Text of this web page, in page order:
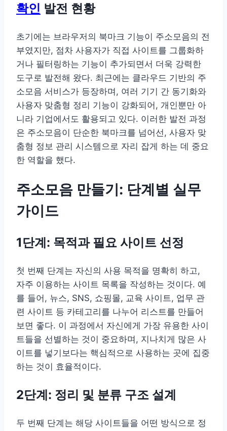
확인 발전 현황
초기에는 브라우저의 북마크 기능이 주소모음의 전
부였지만, 점차 사용자가 직접 사이트를 그룹화하
거나 필터링하는 기능이 추가되면서 더욱 강력한
도구로 발전해 왔다. 최근에는 클라우드 기반의 주
소모음 서비스가 등장하며, 여러 기기 간 동기화와
사용자 맞춤형 정리 기능이 강화되어, 개인뿐만 아
니라 기업에서도 활용되고 있다. 이러한 발전 과정
은 주소모음이 단순한 북마크를 넘어선, 사용자 맞
춤형 정보 관리 시스템으로 자리 잡게 하는 데 중요
한 역할을 했다.
주소모음 만들기: 단계별 실무
가이드
1단계: 목적과 필요 사이트 선정
첫 번째 단계는 자신의 사용 목적을 명확히 하고,
자주 이용하는 사이트 목록을 작성하는 것이다. 예
를 들어, 뉴스, SNS, 쇼핑몰, 교육 사이트, 업무 관
련 사이트 등 카테고리를 나누어 리스트를 만들어
보면 좋다. 이 과정에서 자신에게 가장 유용한 사이
트들을 선별하는 것이 중요하며, 지나치게 많은 사
이트를 넣기보다는 핵심적으로 사용하는 곳에 집중
하는 것이 효율적이다.
2단계: 정리 및 분류 구조 설계
두 번째 단계는 해당 사이트들을 어떤 방식으로 정